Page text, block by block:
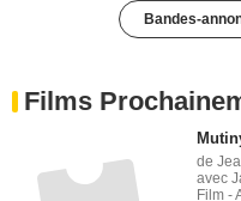
Bandes-
Films
de
avec
Film -